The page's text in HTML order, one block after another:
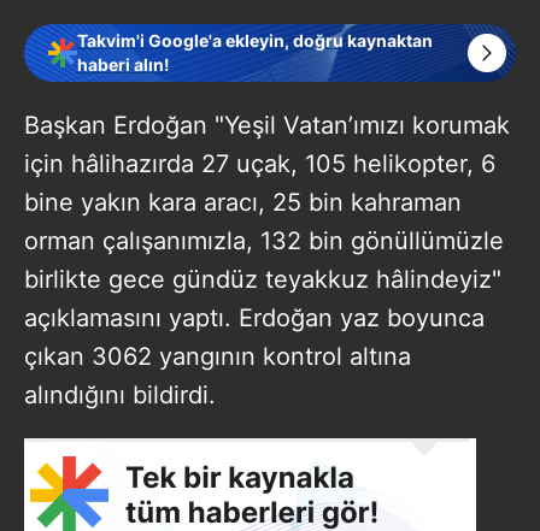
Takvim'i Google'a ekleyin, doğru kaynaktan
haberi alın!
Başkan Erdoğan "Yeşil Vatan’ımızı korumak
için hâlihazırda 27 uçak, 105 helikopter, 6
bine yakın kara aracı, 25 bin kahraman
orman çalışanımızla, 132 bin gönüllümüzle
birlikte gece gündüz teyakkuz hâlindeyiz"
açıklamasını yaptı. Erdoğan yaz boyunca
çıkan 3062 yangının kontrol altına
alındığını bildirdi.